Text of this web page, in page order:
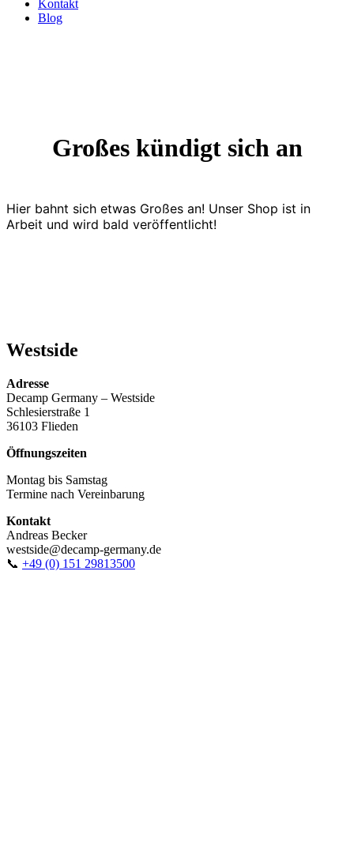
Kontakt
Blog
Großes kündigt sich an
Hier bahnt sich etwas Großes an! Unser Shop ist in
Arbeit und wird bald veröffentlicht!
Westside
Adresse
Decamp Germany – Westside
Schlesierstraße 1
36103 Flieden
Öffnungszeiten
Montag bis Samstag
Termine nach Vereinbarung
Kontakt
Andreas Becker
westside@decamp-germany.de
📞 +49 (0) 151 29813500